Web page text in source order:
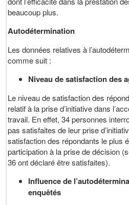
beaucoup plus.
Autodétermination
Les données relatives à
comme suit :
Niveau de satisfaction des
Le niveau de satisfaction des
relatif à la prise d’initiative dans
travail. En effet, 34 personnes
pas satisfaites de leur prise
satisfaction des répondants le plus
participation à la prise de décision
36 ont déclaré être satisfaites).
Influence de
enquêtés